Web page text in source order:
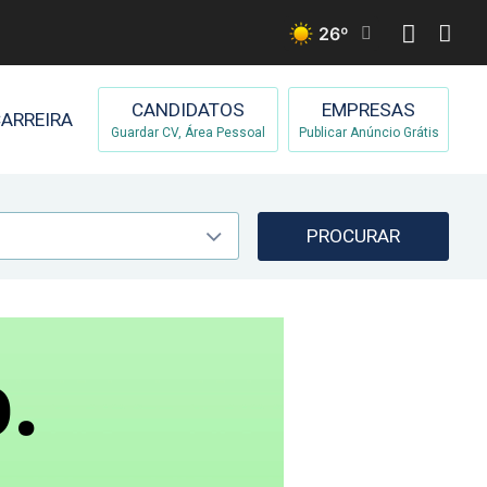
26º
CANDIDATOS
Guardar CV, Área Pessoal
EMPRESAS
Publicar Anúncio Grátis
PROCURAR